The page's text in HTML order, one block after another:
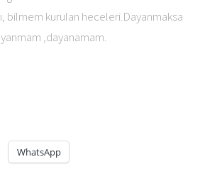
bilmem kurulan heceleri.Dayanmaksa
,dayanamam.
WhatsApp